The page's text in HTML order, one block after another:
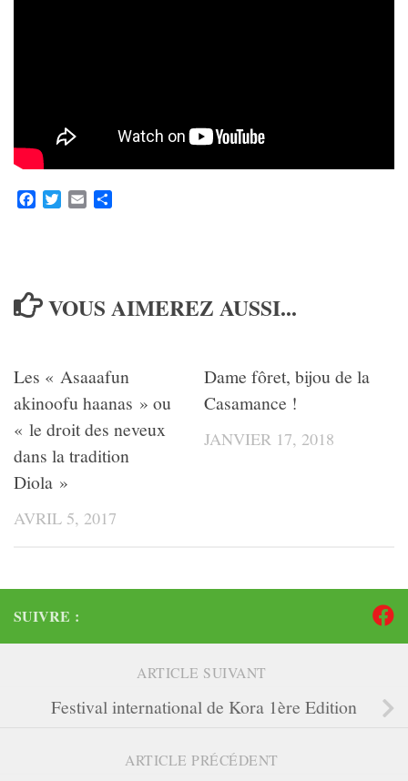
FacebookTwitterEmail
VOUS AIMEREZ AUSSI...
Les « Asaaafun
akinoofu haanas » ou
« le droit des neveux
dans la tradition
Diola »
AVRIL 5, 2017
Dame fôret, bijou de la
Casamance !
JANVIER 17, 2018
SUIVRE :
ARTICLE SUIVANT
Festival international de Kora 1ère Edition
ARTICLE PRÉCÉDENT